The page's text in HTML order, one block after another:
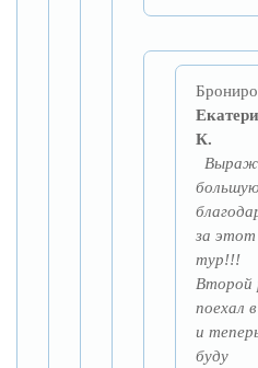
К.
большую
за этот
тур!!!
Второй
поехал в
и
буду